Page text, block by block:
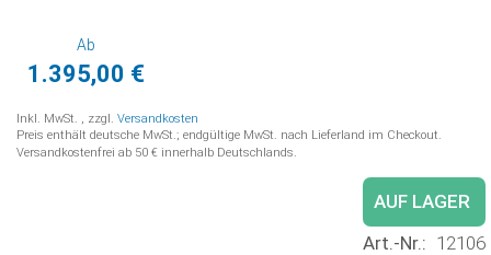
Ab
1.395,00 €
Inkl. MwSt. , zzgl. Versandkosten
Preis enthält deutsche MwSt.; endgültige MwSt. nach Lieferland im Checkout.
Versandkostenfrei ab 50 € innerhalb Deutschlands.
AUF LAGER
Art.-Nr.
12106